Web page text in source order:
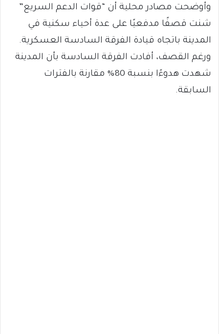
وأوضحت مصادر محلية أن “قوات الدعم السريع”
شنت قصفًا مدفعيًا على عدة أحياء سكنية في
المدينة باتجاه قيادة الفرقة السادسة العسكرية.
ورغم القصف، أفادت الفرقة السادسة بأن المدينة
شهدت هدوءًا بنسبة 80% مقارنة بالفترات
السابقة.